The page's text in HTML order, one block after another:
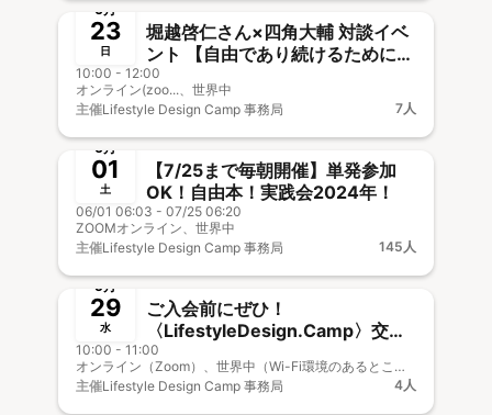
6月
23
日
堀越啓仁さん×四角大輔 対談イベ
ント 【自由であり続けるために、
捨てるべきこと、捨ててはいけな
いこと】
10:00 - 12:00
オンライン(zoo...、世界中
主催Lifestyle Design Camp 事務局 7人
終了
6月
01
土
【7/25まで毎朝開催】単発参加
OK！自由本！実践会2024年！
06/01 06:03 - 07/25 06:20
ZOOMオンライン、世界中
主催Lifestyle Design Camp 事務局 145人
終了
5月
29
水
ご入会前にぜひ！
〈LifestyleDesign.Camp〉交流
体験イベント
10:00 - 11:00
オンライン（Zoom）、世界中（Wi-Fi環境のあるところ）
主催Lifestyle Design Camp 事務局 4人
終了